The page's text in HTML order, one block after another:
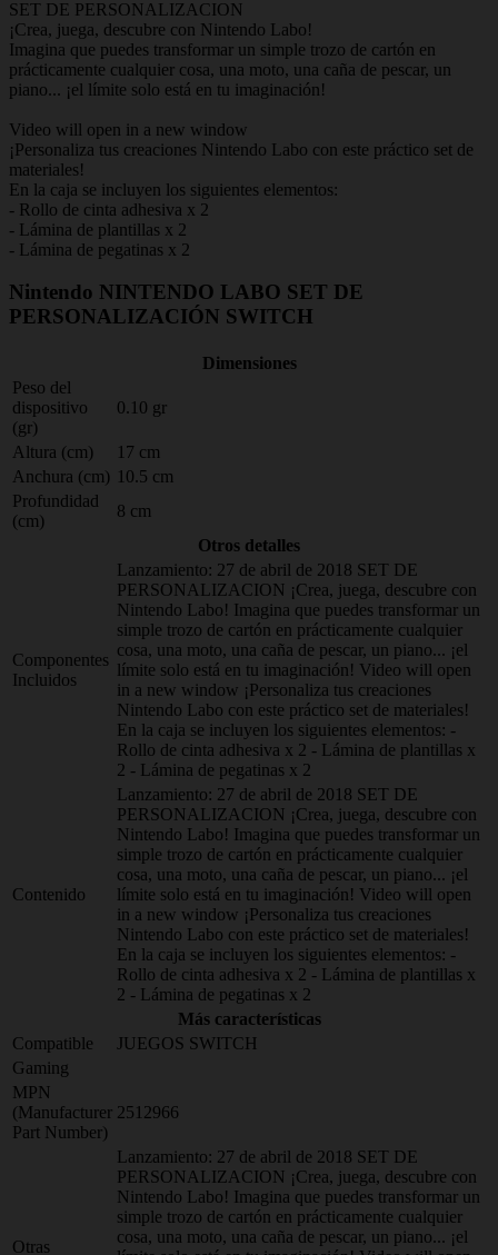
SET DE PERSONALIZACION
¡Crea, juega, descubre con Nintendo Labo!
Imagina que puedes transformar un simple trozo de cartón en
prácticamente cualquier cosa, una moto, una caña de pescar, un
piano... ¡el límite solo está en tu imaginación!
Video will open in a new window
¡Personaliza tus creaciones Nintendo Labo con este práctico set de
materiales!
En la caja se incluyen los siguientes elementos:
- Rollo de cinta adhesiva x 2
- Lámina de plantillas x 2
- Lámina de pegatinas x 2
Nintendo NINTENDO LABO SET DE
PERSONALIZACIÓN SWITCH
Dimensiones
Peso del
dispositivo
(gr)
0.10 gr
Altura (cm)
17 cm
Anchura (cm) 10.5 cm
Profundidad
(cm)
8 cm
Otros detalles
Componentes
Incluidos
Lanzamiento: 27 de abril de 2018 SET DE
PERSONALIZACION ¡Crea, juega, descubre con
Nintendo Labo! Imagina que puedes transformar un
simple trozo de cartón en prácticamente cualquier
cosa, una moto, una caña de pescar, un piano... ¡el
límite solo está en tu imaginación! Video will open
in a new window ¡Personaliza tus creaciones
Nintendo Labo con este práctico set de materiales!
En la caja se incluyen los siguientes elementos: -
Rollo de cinta adhesiva x 2 - Lámina de plantillas x
2 - Lámina de pegatinas x 2
Contenido
Lanzamiento: 27 de abril de 2018 SET DE
PERSONALIZACION ¡Crea, juega, descubre con
Nintendo Labo! Imagina que puedes transformar un
simple trozo de cartón en prácticamente cualquier
cosa, una moto, una caña de pescar, un piano... ¡el
límite solo está en tu imaginación! Video will open
in a new window ¡Personaliza tus creaciones
Nintendo Labo con este práctico set de materiales!
En la caja se incluyen los siguientes elementos: -
Rollo de cinta adhesiva x 2 - Lámina de plantillas x
2 - Lámina de pegatinas x 2
Más características
Compatible
JUEGOS SWITCH
Gaming
MPN
(Manufacturer
Part Number)
2512966
Otras
Lanzamiento: 27 de abril de 2018 SET DE
PERSONALIZACION ¡Crea, juega, descubre con
Nintendo Labo! Imagina que puedes transformar un
simple trozo de cartón en prácticamente cualquier
cosa, una moto, una caña de pescar, un piano... ¡el